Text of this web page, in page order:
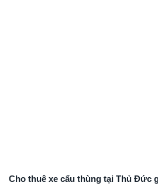
Cho thuê xe cẩu thùng tại Thủ Đức